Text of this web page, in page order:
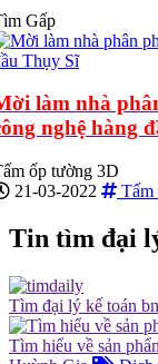
Gấp
làm nhà
nghệ hàng
ốp tường 3D
21-03-2022
Tấm
Tin tìm đại
Tìm đại lý kế toán
Tìm hiểu về sản